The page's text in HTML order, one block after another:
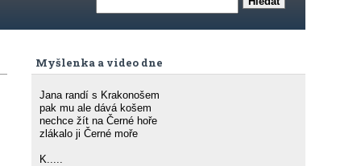
Myšlenka a video dne
Jana randí s Krakonošem
pak mu ale dává košem
nechce žít na Černé hoře
zlákalo ji Černé moře
K.....